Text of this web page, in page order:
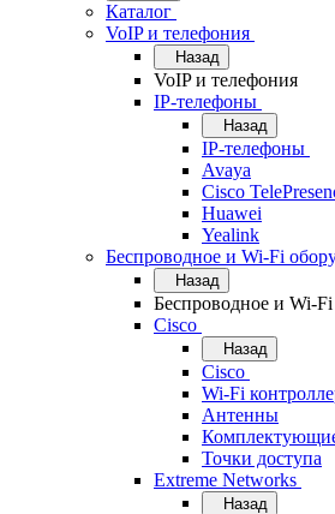
Каталог
VoIP и телефония
Назад
VoIP и телефония
IP-телефоны
Назад
IP-телефоны
Avaya
Cisco
Huawei
Yealink
Беспроводное и Wi-Fi
Назад
Беспроводное и Wi-
Cisco
Назад
Cisco
Wi-Fi
Антенны
Точки доступа
Extreme Networks
Назад